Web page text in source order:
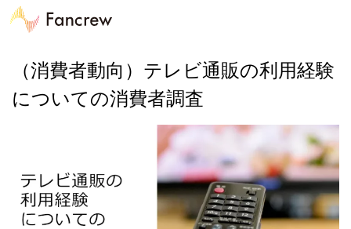
（消費者動向）テレビ通販の利用経験
についての消費者調査